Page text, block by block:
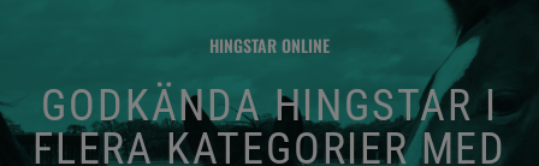
HINGSTAR ONLINE
GODKÄNDA HINGSTAR I
FLERA KATEGORIER MED